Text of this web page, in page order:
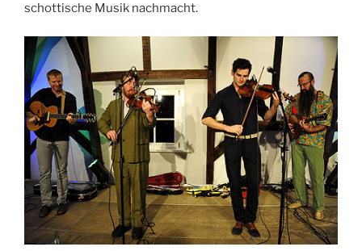
schottische Musik nachmacht.